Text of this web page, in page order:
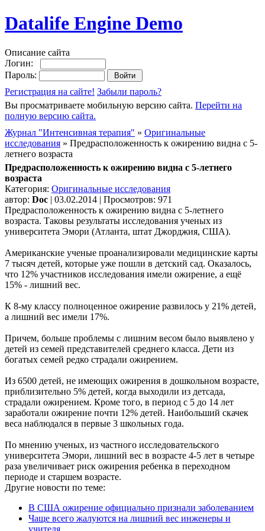
Datalife Engine Demo
Описание сайта
Логин:
Пароль:
Регистрация на сайте! Забыли пароль?
Вы просматриваете мобильную версию сайта. Перейти на
полную версию сайта.
Журнал "Интенсивная терапия" » Оригинальные
исследования » Предрасположенность к ожирению видна с 5-
летнего возраста
Предрасположенность к ожирению видна с 5-летнего
возраста
Категория: Оригинальные исследования
автор: Doc | 03.02.2014 | Просмотров: 971
Предрасположенность к ожирению видна с 5-летнего
возраста. Таковы результаты исследования ученых из
университета Эмори (Атланта, штат Джорджия, США).
Американские ученые проанализировали медицинские карты
7 тысяч детей, которые уже пошли в детский сад. Оказалось,
что 12% участников исследования имели ожирение, а ещё
15% - лишний вес.
К 8-му классу полноценное ожирение развилось у 21% детей,
а лишний вес имели 17%.
Причем, больше проблемы с лишним весом было выявлено у
детей из семей представителей среднего класса. Дети из
богатых семей редко страдали ожирением.
Из 6500 детей, не имеющих ожирения в дошкольном возрасте,
приблизительно 5% детей, когда выходили из детсада,
страдали ожирением. Кроме того, в период с 5 до 14 лет
заработали ожирение почти 12% детей. Наибольший скачек
веса наблюдался в первые 3 школьных года.
По мнению ученых, из частного исследовательского
университета Эмори, лишний вес в возрасте 4-5 лет в четыре
раза увеличивает риск ожирения ребенка в переходном
периоде и старшем возрасте.
Другие новости по теме:
В США ожирение официально признали заболеванием
Чаще всего жалуются на лишний вес инженеры и
учителя